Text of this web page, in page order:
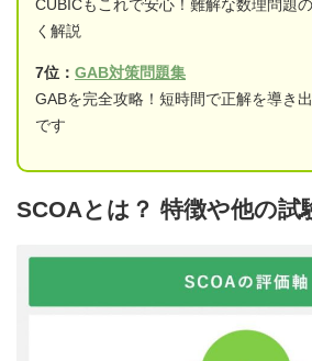
CUBICもこれで安心！難解な数理問題
く解説
7位： GAB対策問題集
GABを完全攻略！短時間で正解を導き
です
SCOAとは？ 特徴や他の試